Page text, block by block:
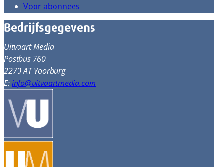
Voor abonnees
Bedrijfsgegevens
Uitvaart Media
Postbus 760
2270 AT Voorburg
E:info@uitvaartmedia.com